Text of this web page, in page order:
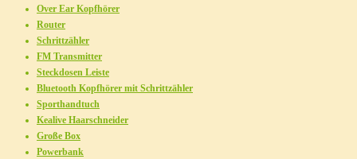
Over Ear Kopfhörer
Router
Schrittzähler
FM Transmitter
Steckdosen Leiste
Bluetooth Kopfhörer mit Schrittzähler
Sporthandtuch
Kealive Haarschneider
Große Box
Powerbank